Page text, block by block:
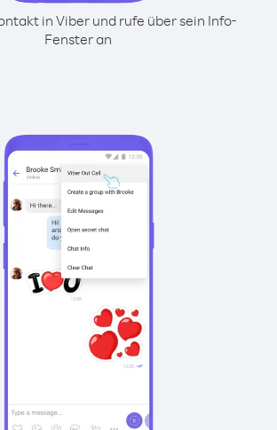
in Viber und rufe über sein Info-
Fenster an